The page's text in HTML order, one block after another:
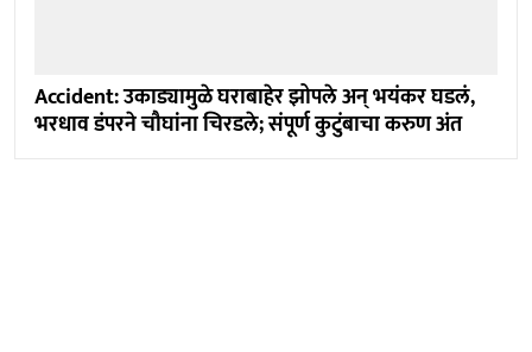
Accident: उकाड्यामुळे घराबाहेर झोपले अन् भयंकर घडलं,
भरधाव डंपरने चौघांना चिरडले; संपूर्ण कुटुंबाचा करुण अंत